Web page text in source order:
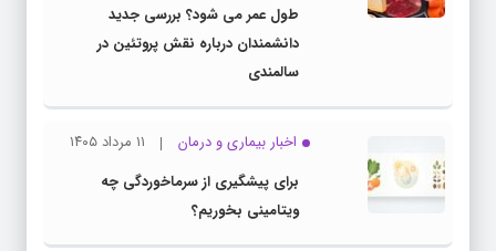
طول عمر می شود؟ بررسی جدید
دانشمندان درباره نقش پروتئین در
سالمندی
اخبار بیماری و درمان
۱۱ مرداد ۱۴۰۵
برای پیشگیری از سرماخوردگی چه
ویتامینی بخوریم؟